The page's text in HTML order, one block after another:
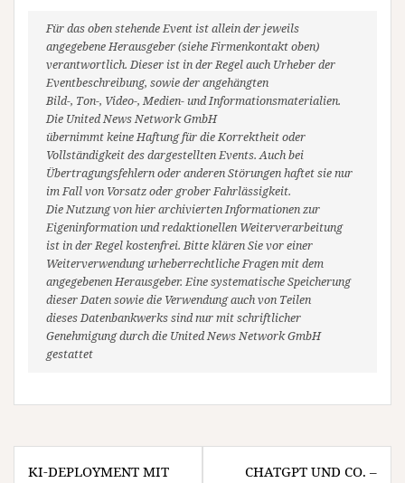
Für das oben stehende Event ist allein der jeweils
angegebene Herausgeber (siehe Firmenkontakt oben)
verantwortlich. Dieser ist in der Regel auch Urheber der
Eventbeschreibung, sowie der angehängten
Bild-, Ton-, Video-, Medien- und Informationsmaterialien.
Die United News Network GmbH
übernimmt keine Haftung für die Korrektheit oder
Vollständigkeit des dargestellten Events. Auch bei
Übertragungsfehlern oder anderen Störungen haftet sie nur
im Fall von Vorsatz oder grober Fahrlässigkeit.
Die Nutzung von hier archivierten Informationen zur
Eigeninformation und redaktionellen Weiterverarbeitung
ist in der Regel kostenfrei. Bitte klären Sie vor einer
Weiterverwendung urheberrechtliche Fragen mit dem
angegebenen Herausgeber. Eine systematische Speicherung
dieser Daten sowie die Verwendung auch von Teilen
dieses Datenbankwerks sind nur mit schriftlicher
Genehmigung durch die United News Network GmbH
gestattet
Beitragsnavigation
KI-DEPLOYMENT MIT
CHATGPT UND CO. –